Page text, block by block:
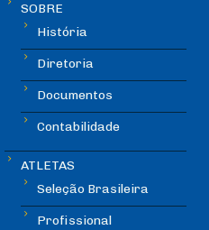
SOBRE
História
Diretoria
Documentos
Contabilidade
ATLETAS
Seleção Brasileira
Profissional